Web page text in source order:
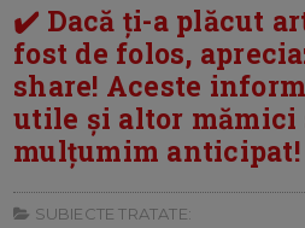
✔️ Dacă ți-a plăcut
fost de folos,
share! Aceste
utile și altor mămici
mulțumim anticipat!
SUBIECTE TRATATE: